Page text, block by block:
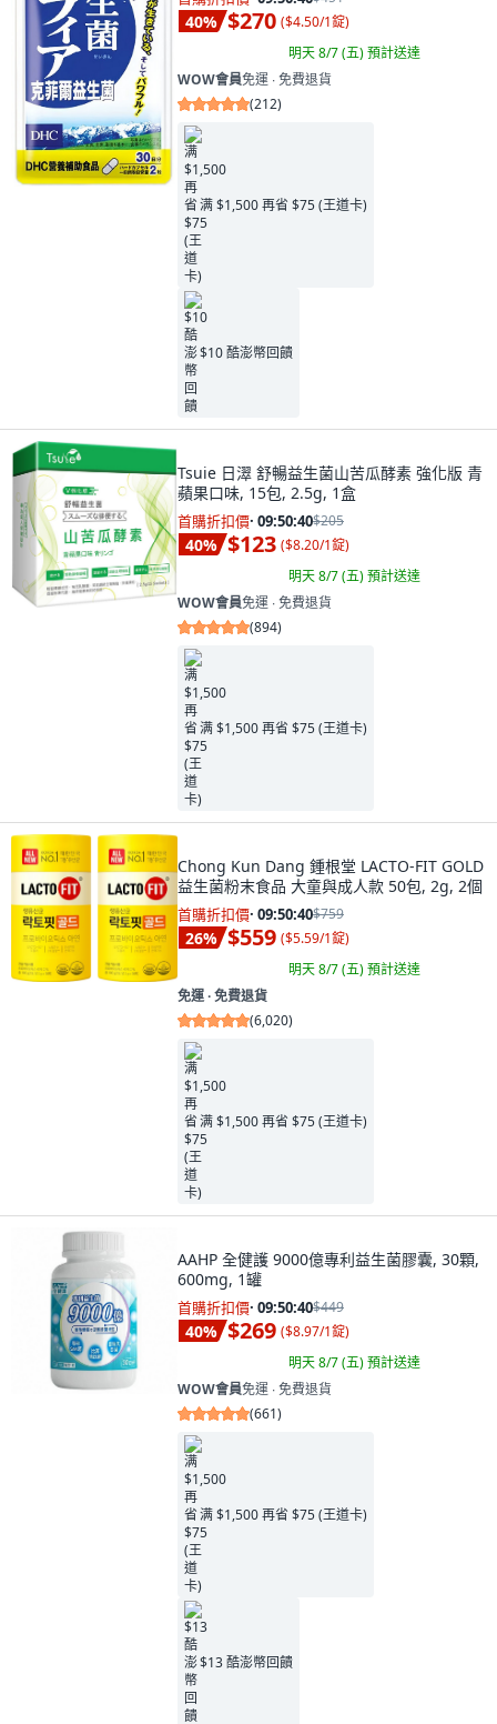
40% $270 ($4.50/1錠)
明天 8/7 (五)預計送達
WOW會員免運 ∙ 免費退貨
(212)
满 $1,500 再省 $75 (王道卡)
$10 酷澎幣回饋
Tsuie 日濢 舒暢益生菌山苦瓜酵素 強化版 青
蘋果口味, 15包, 2.5g, 1盒
首購折扣價· 09:50:38$205
40% $123 ($8.20/1錠)
明天 8/7 (五)預計送達
WOW會員免運 ∙ 免費退貨
(894)
满 $1,500 再省 $75 (王道卡)
Chong Kun Dang 鍾根堂 LACTO-FIT GOLD
益生菌粉末食品 大童與成人款 50包, 2g, 2個
首購折扣價· 09:50:38$759
26% $559 ($5.59/1錠)
明天 8/7 (五)預計送達
免運 ∙ 免費退貨
(6,020)
满 $1,500 再省 $75 (王道卡)
AAHP 全健護 9000億專利益生菌膠囊, 30顆,
600mg, 1罐
首購折扣價· 09:50:38$449
40% $269 ($8.97/1錠)
明天 8/7 (五)預計送達
WOW會員免運 ∙ 免費退貨
(661)
满 $1,500 再省 $75 (王道卡)
$13 酷澎幣回饋